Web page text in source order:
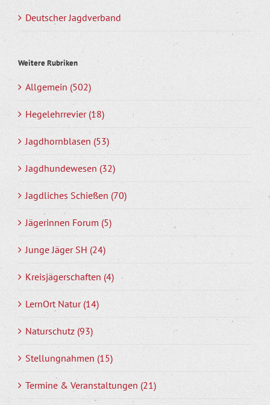
Deutscher Jagdverband
Weitere Rubriken
Allgemein (502)
Hegelehrrevier (18)
Jagdhornblasen (53)
Jagdhundewesen (32)
Jagdliches Schießen (70)
Jägerinnen Forum (5)
Junge Jäger SH (24)
Kreisjägerschaften (4)
LernOrt Natur (14)
Naturschutz (93)
Stellungnahmen (15)
Termine & Veranstaltungen (21)